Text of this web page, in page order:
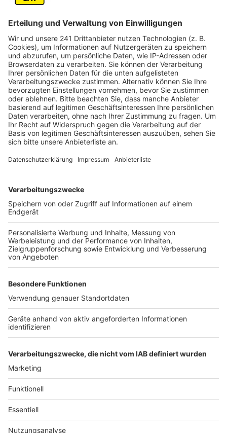
Anzeige
Dann schaltet die Stadt Köln ihre sogenannte
Pförtnerampel in Weiden scharf. mDie lässt dann
zwischen 7 und 9 Uhr nur noch maximal 700 Autos pro
Stunde über die Aachener Straße in die Stadt. Bisher
fahren rund 1000 Autos rein. Den Stau provoziert die
Stadt bewusst. Sie will die Pendler aus dem Rhein-
Erft-Kreis dazu zwingen, auf Bus und Bahn
umzusteigen. Dadurch soll sich die Luftqualität in der
Stadt verbessern und ein Diesel-Fahrverbot in der
Zwar erhöht die Rhein-Erft Verkehrsgesellschaft die
Taktung auf einigen Linien in Richtung Köln (
Weiter Infos zu den Linien der REVG gibt eshier
Auch die Linie 7 fährt häufiger von Frechen Bf. nach
Köln. Zwischen 7 Uhr und 9 Uhr und zwischen 15:45 Uhr
von Mo-Fr von 6:45 Uhr bis 7:45 Uhr und zwischen
16:45 Uhr und 18 Uhr im 10-Minuten-Takt ab
Benzelrath.
Es fehlt aber weiterhin an Parkplätzen an Bahnhöfen.
Anzeige